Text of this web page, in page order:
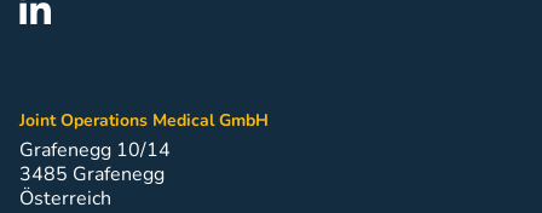
Joint Operations Medical GmbH
Grafenegg 10/14
3485 Grafenegg
Österreich